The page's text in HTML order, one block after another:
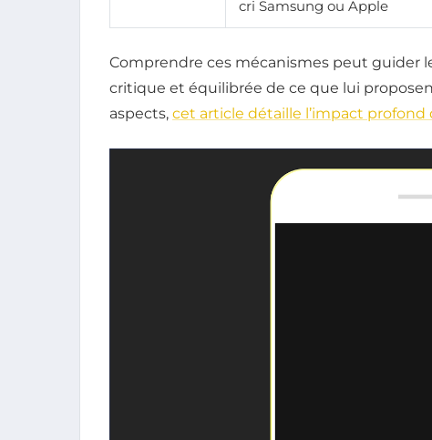
cri Samsung ou Apple
Comprendre ces mécanismes peut guider
critique et équilibrée de ce que lui
aspects, cet article détaille l’impact